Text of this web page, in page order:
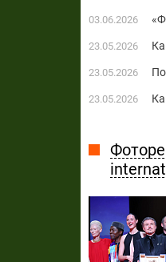
03.06.2026
23.05.2026
23.05.2026
23.05.2026